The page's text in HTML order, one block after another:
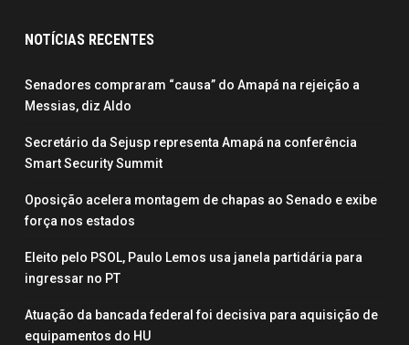
NOTÍCIAS RECENTES
Senadores compraram “causa” do Amapá na rejeição a
Messias, diz Aldo
Secretário da Sejusp representa Amapá na conferência
Smart Security Summit
Oposição acelera montagem de chapas ao Senado e exibe
força nos estados
Eleito pelo PSOL, Paulo Lemos usa janela partidária para
ingressar no PT
Atuação da bancada federal foi decisiva para aquisição de
equipamentos do HU